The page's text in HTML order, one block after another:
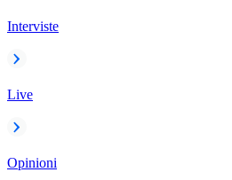
Interviste
Live
Opinioni